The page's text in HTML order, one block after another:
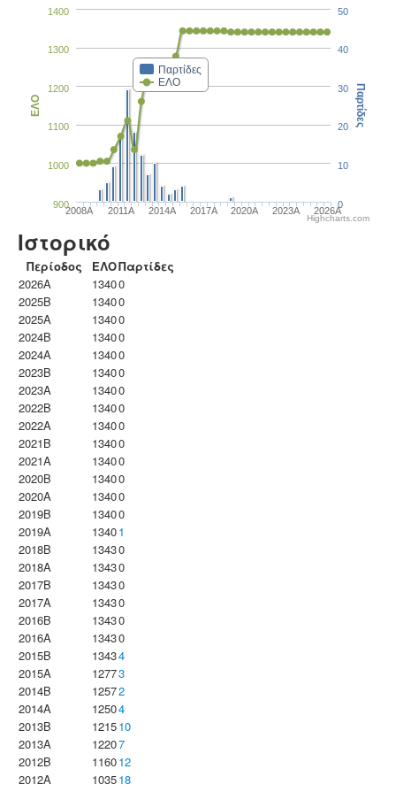
Παρτίδες
ΕΛΟ
2008A 2011A 2014A 2017A 2020A 2023Α 2026A
900
1000
1100
1200
1300
1400
ΕΛΟ
0
10
20
30
40
50
Παρτίδες
Highcharts.com
Ιστορικό
Περίοδος ΕΛΟΠαρτίδες
2026A
13400
2025B
13400
2025A
13400
2024B
13400
2024A
13400
2023B
13400
2023Α
13400
2022B
13400
2022A
13400
2021B
13400
2021A
13400
2020B
13400
2020A
13400
2019B
13400
2019A
13401
2018B
13430
2018A
13430
2017B
13430
2017A
13430
2016B
13430
2016A
13430
2015B
13434
2015A
12773
2014B
12572
2014A
12504
2013B
121510
2013A
12207
2012B
116012
2012A
103518